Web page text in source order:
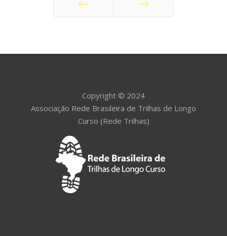
Copyright © 2024
Associação Rede Brasileira de Trilhas de Longo
Curso (Rede Trilhas)